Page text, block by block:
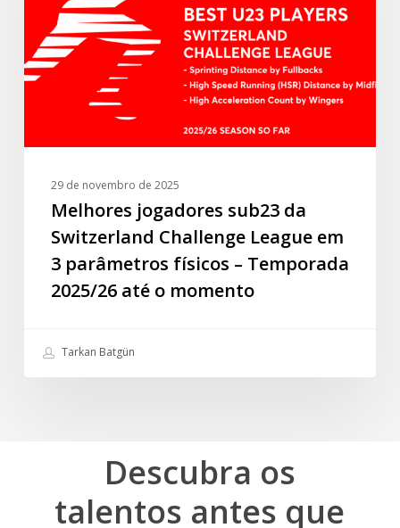
Switzerland
Challenge
League
em
Temporada
momento
29 de novembro de 2025
Melhores jogadores sub23 da
Switzerland Challenge League em
3 parâmetros físicos – Temporada
2025/26 até o momento
Tarkan Batgün
Descubra os
talentos antes que